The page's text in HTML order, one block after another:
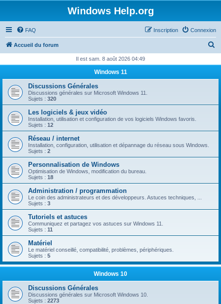
Windows Help.org
FAQ Connexion
Inscription
Accueil du forum
h
r
Il est sam. 8 août 2026 04:49
Windows 11
Discussions Générales
Discussions générales sur Microsoft Windows 11.
Sujets : 320
Les logiciels & jeux vidéo
Installation, utilisation et configuration de vos logiciels Windows favoris.
Sujets : 12
Réseau / internet
Installation, configuration, utilisation et dépannage du réseau sous Windows.
Sujets : 2
Personnalisation de Windows
Optimisation de Windows, modification du bureau.
Sujets : 18
Administration / programmation
Le coin des administrateurs et des développeurs. Astuces techniques, ...
Sujets : 3
Tutoriels et astuces
Communiquez et partagez vos astuces sur Windows 11.
Sujets : 11
Matériel
Le matériel conseillé, compatibilité, problèmes, périphériques.
Sujets : 5
Windows 10
Discussions Générales
Discussions générales sur Microsoft Windows 10.
Sujets : 2273